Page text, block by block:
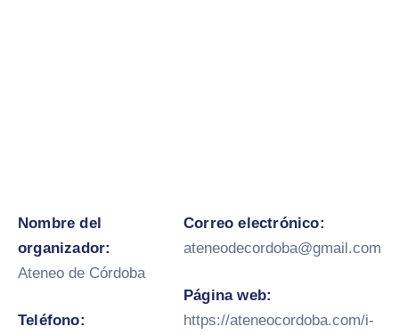
Nombre del
organizador:
Ateneo de Córdoba
Teléfono:
Correo electrónico:
ateneodecordoba@gmail.com
Página web:
https://ateneocordoba.com/i-